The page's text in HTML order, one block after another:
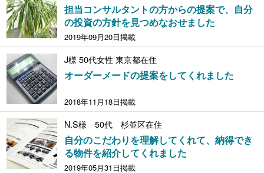
担当コンサルタントの方からの提案で、自分
の投資の方針を見つめなおせました
2019年09月20日掲載
J様 50代女性 東京都在住
オーダーメードの提案をしてくれました
2018年11月18日掲載
N.S様 50代 杉並区在住
自分のこだわりを理解してくれて、納得でき
る物件を紹介してくれました
2019年05月31日掲載